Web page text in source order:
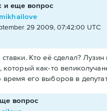
и еще вопрос
mikhailove
29 2009, 07:42:00 UTC
Кто её сделал?
как-то
время его выборов в
вопрос